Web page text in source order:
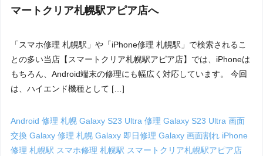
マートクリア札幌駅アピア店へ
「スマホ修理 札幌駅」や「iPhone修理 札幌駅」で検索されるこ
との多い当店【スマートクリア札幌駅アピア店】では、iPhoneは
もちろん、Android端末の修理にも幅広く対応しています。 今回
は、ハイエンド機種として […]
Android 修理 札幌Galaxy S23 Ultra 修理Galaxy S23 Ultra 画面
交換Galaxy 修理 札幌Galaxy 即日修理Galaxy 画面割れ iPhone
修理 札幌駅 スマホ修理 札幌駅 スマートクリア札幌駅アピア店